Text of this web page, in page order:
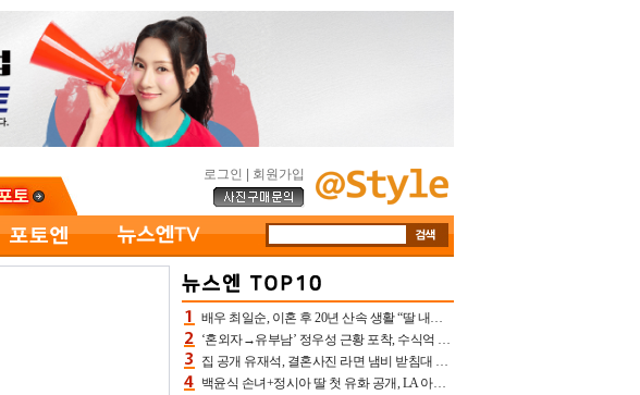
로그인 회원가입
배우 최일순, 이혼 후 20년 산속 생활 “딸 내가 버렸다고 원망‥맘 아파”(특종)[어제TV]
‘혼외자→유부남’ 정우성 근황 포착, 수식억 해킹 피해 후배 만났다 “존경하는”
집 공개 유재석, 결혼사진 라면 냄비 받침대 되고 분노‥가족사진도 피해(놀뭐)[어제TV]
백윤식 손녀+정시아 딸 첫 유화 공개, LA 아트쇼→서울국제조각페스타 작가다운 수준급 실력